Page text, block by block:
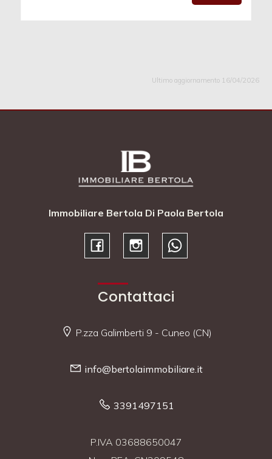
Ultimo aggiornamento 16/04/2026
Immobiliare Bertola Di Paola Bertola
Contattaci
P.zza Galimberti 9 - Cuneo (CN)
info@bertolaimmobiliare.it
3391497151
P.IVA 03688650047